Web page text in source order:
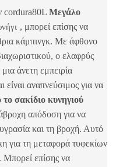
cordura80L Μεγάλο
, μπορεί επίσης να
κάμπινγκ. Με άφθονο
ο ελαφρύς
άνετη εμπειρία
είναι αναπνεύσιμος για να
το σακίδιο κυνηγιού
απόδοση για να
και τη βροχή. Αυτό
για τη μεταφορά τυφεκίων
Μπορεί επίσης να